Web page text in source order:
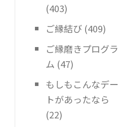
(403)
ご縁結び(409)
ご縁磨きプログラ
ム (47)
もしもこんなデー
トがあったなら
(22)